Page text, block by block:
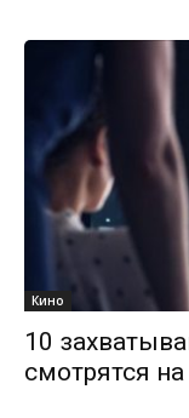
Кино
10
смотрятся